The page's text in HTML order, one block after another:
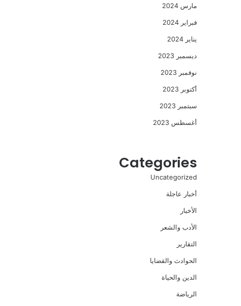
مارس 2024
فبراير 2024
يناير 2024
ديسمبر 2023
نوفمبر 2023
أكتوبر 2023
سبتمبر 2023
أغسطس 2023
Categories
Uncategorized
أخبار عاجلة
الأخبار
الأدب والشعر
التقارير
الحوادث والقضايا
الدين والحياة
الرياضة